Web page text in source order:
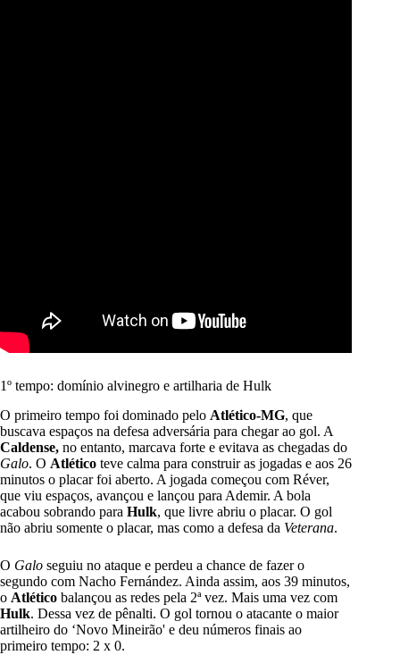
1º tempo: domínio alvinegro e artilharia de Hulk
O primeiro tempo foi dominado pelo Atlético-MG, que
buscava espaços na defesa adversária para chegar ao gol. A
Caldense, no entanto, marcava forte e evitava as chegadas do
Galo. O Atlético teve calma para construir as jogadas e aos 26
minutos o placar foi aberto. A jogada começou com Réver,
que viu espaços, avançou e lançou para Ademir. A bola
acabou sobrando para Hulk, que livre abriu o placar. O gol
não abriu somente o placar, mas como a defesa da Veterana.
O Galo seguiu no ataque e perdeu a chance de fazer o
segundo com Nacho Fernández. Ainda assim, aos 39 minutos,
o Atlético balançou as redes pela 2ª vez. Mais uma vez com
Hulk. Dessa vez de pênalti. O gol tornou o atacante o maior
artilheiro do ‘Novo Mineirão' e deu números finais ao
primeiro tempo: 2 x 0.